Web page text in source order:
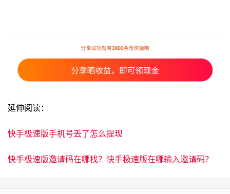
延伸阅读：
快手极速版手机号丢了怎么提现
快手极速版邀请码在哪找？快手极速版在哪输入邀请码？